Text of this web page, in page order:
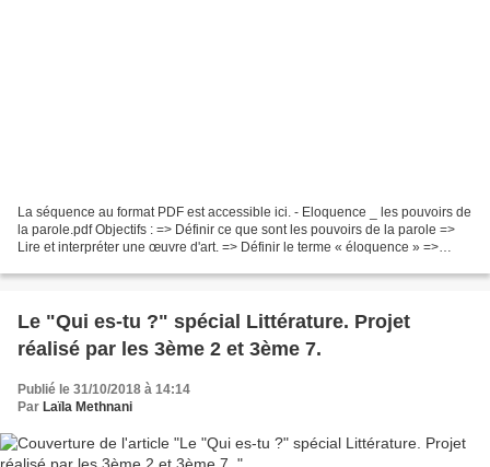
La séquence au format PDF est accessible ici. - Eloquence _ les pouvoirs de
la parole.pdf Objectifs : => Définir ce que sont les pouvoirs de la parole =>
Lire et interpréter une œuvre d'art. => Définir le terme « éloquence » =>
Le "Qui es-tu ?" spécial Littérature. Projet
réalisé par les 3ème 2 et 3ème 7.
Publié le 31/10/2018 à 14:14
Par Laïla Methnani